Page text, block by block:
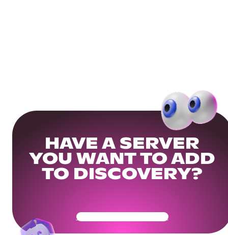
HAVE A SERVER
YOU WANT TO ADD
TO DISCOVERY?
Get Your Community Ready